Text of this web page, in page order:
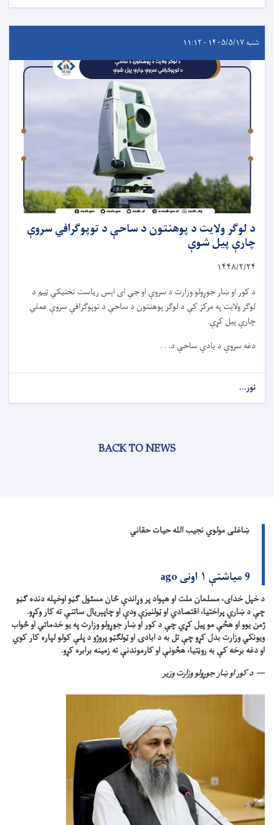
شنبه ۱۴۰۵/۵/۱۷ - ۱۱:۱۲
د لوګر ولایت د پوهنتون د ساحې د توپوګرافي سروې
چارې پیل شوې
۱۴۴۸/۲/۲۴
د کور او ښار جوړولو وزارت د سروې او جي ‌ای‌ اېس ریاست تخنیکي ټیم د
لوګر ولایت په مرکز کې د لوګر پوهنتون د ساحې د توپوګرافي سروې عملي
چارې پیل کړې.
دغه سروې د یادې ساحې د. . .
نور...
BACK TO NEWS
ښاغلی مولوي نجیب الله حیات حقاني
9 میاشتې ۱ اونی ago
د خپل خدای، مسلمان ملت او هېواد پر وړاندې ځان مسئول ګڼو اوخپله دنده ګڼو
چې د ښاري پراختیا، اقتصادي او ټولنیزې ودې او چاپېریال ساتنې ته کار وکړو.
ژمن یوو او هڅې مو پیل کړي چې د کور او ښار جوړولو وزارت په یو خدماتي او ځواب
ویونکي وزارت بدل کړو چې تل به د ابادۍ او ټولګټو پروژو د پلې کولو لپاره کار کوي
او دغه برخه کې به روڼتیا، هڅونې او کارموندنې ته زمینه برابره کړو.
د کور او ښار جوړولو وزارت وزیر